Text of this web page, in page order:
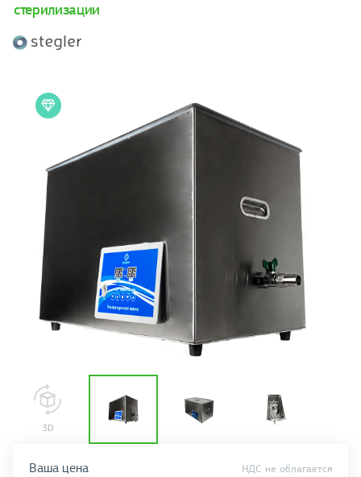
стерилизации
Ваша цена НДС не облагается